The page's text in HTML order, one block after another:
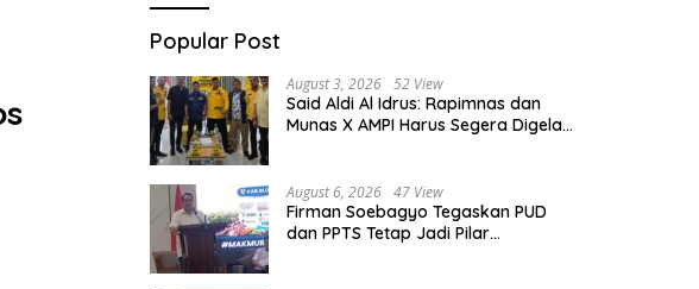
Popular Post
August 3, 2026 52 View
Said Aldi Al Idrus: Rapimnas dan
Munas X AMPI Harus Segera Digelar
August 6, 2026 47 View
Firman Soebagyo Tegaskan PUD
dan PPTS Tetap Jadi Pilar